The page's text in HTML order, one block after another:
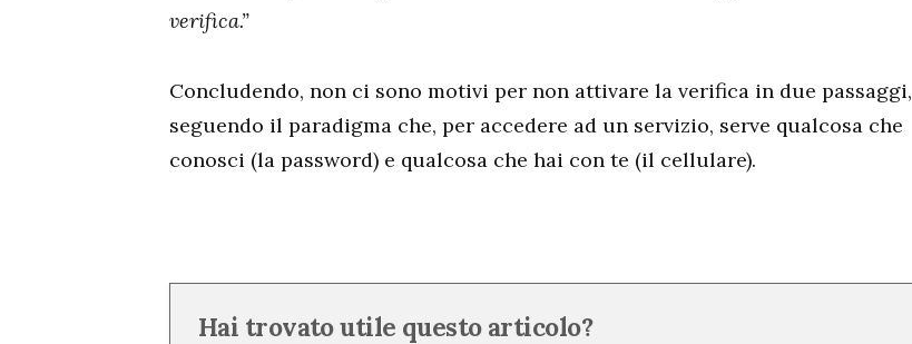
verifica.”
Concludendo, non ci sono motivi per non attivare la verifica in due passaggi,
seguendo il paradigma che, per accedere ad un servizio, serve qualcosa che
conosci (la password) e qualcosa che hai con te (il cellulare).
Hai trovato utile questo articolo?